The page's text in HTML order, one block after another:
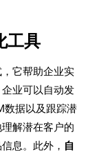
工具
它帮助企业实
业可以自动发
数据以及跟踪潜
解潜在客户的
息。此外， 自